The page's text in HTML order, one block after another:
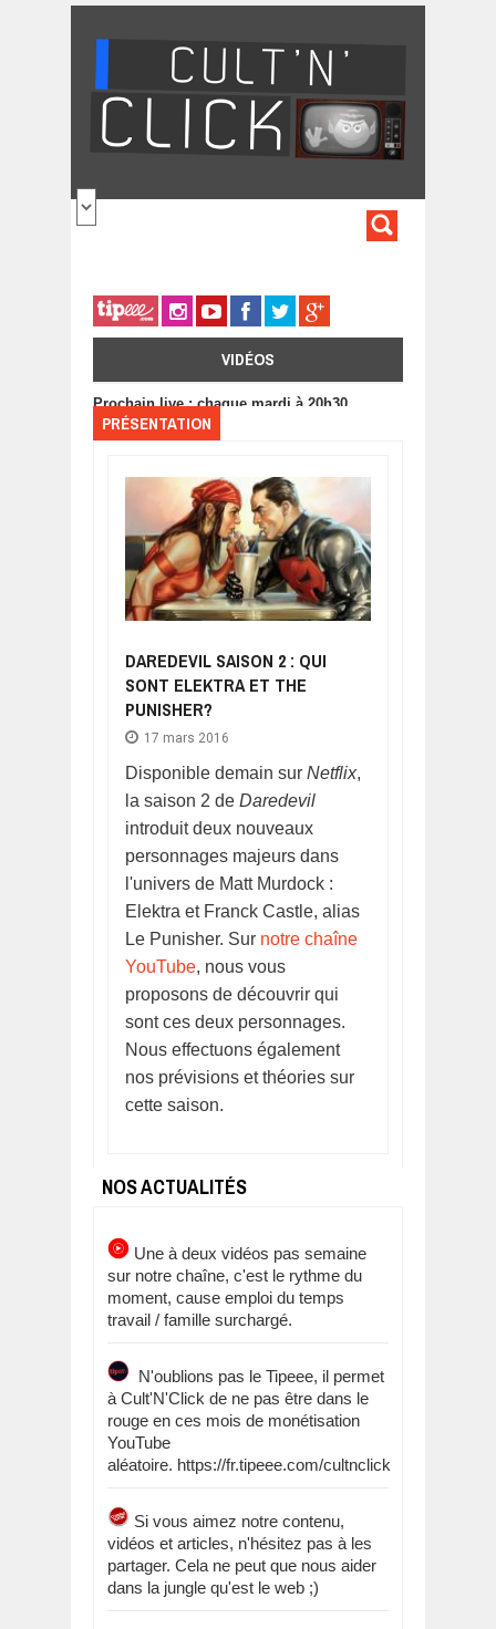
VIDÉOS
Prochain live : chaque mardi à 20h30
PRÉSENTATION
DAREDEVIL SAISON 2 : QUI
SONT ELEKTRA ET THE
PUNISHER?
17 mars 2016
Disponible demain sur Netflix,
la saison 2 de Daredevil
introduit deux nouveaux
personnages majeurs dans
l'univers de Matt Murdock :
Elektra et Franck Castle, alias
Le Punisher. Sur notre chaîne
YouTube, nous vous
proposons de découvrir qui
sont ces deux personnages.
Nous effectuons également
nos prévisions et théories sur
cette saison.
NOS ACTUALITÉS
Une à deux vidéos pas semaine
sur notre chaîne, c'est le rythme du
moment, cause emploi du temps
travail / famille surchargé.
N'oublions pas le Tipeee, il permet
à Cult'N'Click de ne pas être dans le
rouge en ces mois de monétisation
YouTube
aléatoire. https://fr.tipeee.com/cultnclick
Si vous aimez notre contenu,
vidéos et articles, n'hésitez pas à les
partager. Cela ne peut que nous aider
dans la jungle qu'est le web ;)